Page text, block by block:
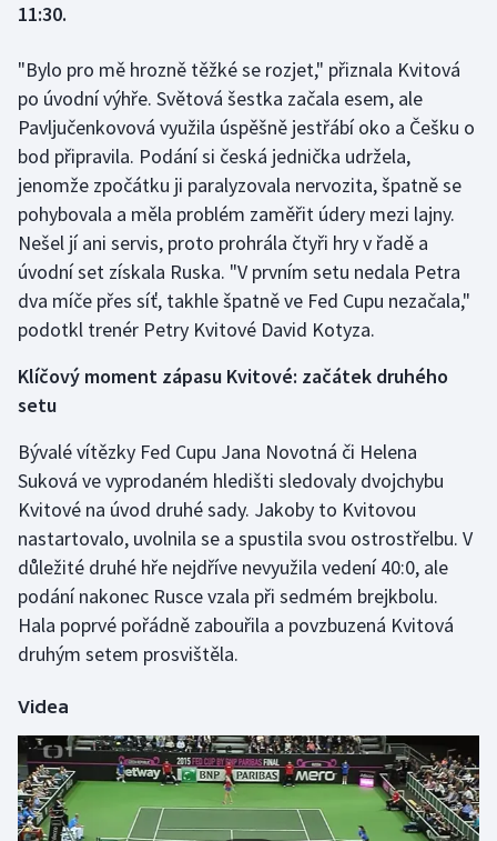
Golf
Gymnastika
Házená
Jezdectví
Judo
Krasobruslení
Lezení
Lyže a snowboard
Moderní pětiboj
Motorsport
Olympijské hry
Parasport
Plavání
Plážový volejbal
Ragby
Rychlobruslení
11:30.
"Bylo pro mě hrozně těžké se rozjet," přiznala Kvitová
po úvodní výhře. Světová šestka začala esem, ale
Pavljučenkovová využila úspěšně jestřábí oko a Češku o
bod připravila. Podání si česká jednička udržela,
jenomže zpočátku ji paralyzovala nervozita, špatně se
pohybovala a měla problém zaměřit údery mezi lajny.
Nešel jí ani servis, proto prohrála čtyři hry v řadě a
úvodní set získala Ruska. "V prvním setu nedala Petra
dva míče přes síť, takhle špatně ve Fed Cupu nezačala,"
podotkl trenér Petry Kvitové David Kotyza.
Klíčový moment zápasu Kvitové: začátek druhého
setu
Bývalé vítězky Fed Cupu Jana Novotná či Helena
Suková ve vyprodaném hledišti sledovaly dvojchybu
Kvitové na úvod druhé sady. Jakoby to Kvitovou
nastartovalo, uvolnila se a spustila svou ostrostřelbu. V
důležité druhé hře nejdříve nevyužila vedení 40:0, ale
podání nakonec Rusce vzala při sedmém brejkbolu.
Hala poprvé pořádně zabouřila a povzbuzená Kvitová
druhým setem prosvištěla.
Videa